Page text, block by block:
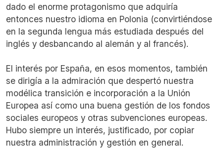
dado el enorme protagonismo que adquiría
entonces nuestro idioma en Polonia (convirtiéndose
en la segunda lengua más estudiada después del
inglés y desbancando al alemán y al francés).
El interés por España, en esos momentos, también
se dirigía a la admiración que despertó nuestra
modélica transición e incorporación a la Unión
Europea así como una buena gestión de los fondos
sociales europeos y otras subvenciones europeas.
Hubo siempre un interés, justificado, por copiar
nuestra administración y gestión en general.